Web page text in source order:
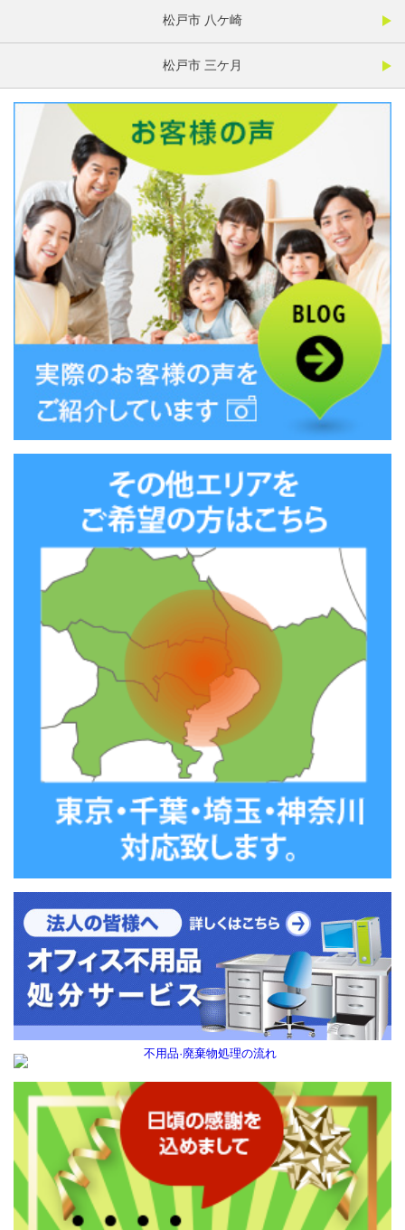
松戸市 八ケ崎
松戸市 三ケ月